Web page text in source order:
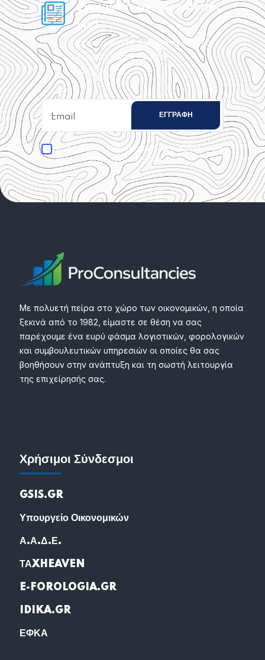
Εγγραφείτε στο Newsletter
μας!
Ενημερωθείτε για όσα πρέπει να
ξέρετε, χωρίς περιττές
πληροφορίες.
Αποδέχομαι τηνΠολιτική Απορρήτουκαι
συναινώ στην εγγραφή μου.
Με πολυετή πείρα στο χώρο των οικονομικών, η οποία
ξεκινά από το 1982, είμαστε σε θέση να σας
παρέχουμε ένα ευρύ φάσμα λογιστικών, φορολογικών
και συμβουλευτικών υπηρεσιών οι οποίες θα σας
βοηθήσουν στην ανάπτυξη και τη σωστή λειτουργία
της επιχείρησής σας.
Χρήσιμοι Σύνδεσμοι
GSIS.GR
Υπουργείο Οικονομικών
Α.Α.Δ.Ε.
ΤΑXHEAVEN
E-FOROLOGIA.GR
IDIKA.GR
ΕΦΚΑ